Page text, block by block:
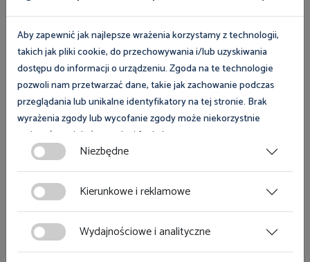
Aby zapewnić jak najlepsze wrażenia korzystamy z technologii,
takich jak pliki cookie, do przechowywania i/lub uzyskiwania
dostępu do informacji o urządzeniu. Zgoda na te technologie
pozwoli nam przetwarzać dane, takie jak zachowanie podczas
przeglądania lub unikalne identyfikatory na tej stronie. Brak
wyrażenia zgody lub wycofanie zgody może niekorzystnie
wpłynąć na niektóre cechy i funkcje.
Zgoda na pliki cookies jest dobrowolna i można ją wycofać lub
zmodyfikować w dowolnym momencie klikając w przycisk
ciasteczka w lewym dolnym rogu strony. Więcej informacji
znajdziesz w
Niezbędne
Kierunkowe i reklamowe
Wydajnościowe i analityczne